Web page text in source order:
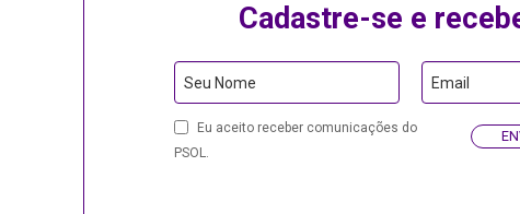
Cadastre-se e
Seu Nome Email
Eu aceito receber comunicações do
PSOL.